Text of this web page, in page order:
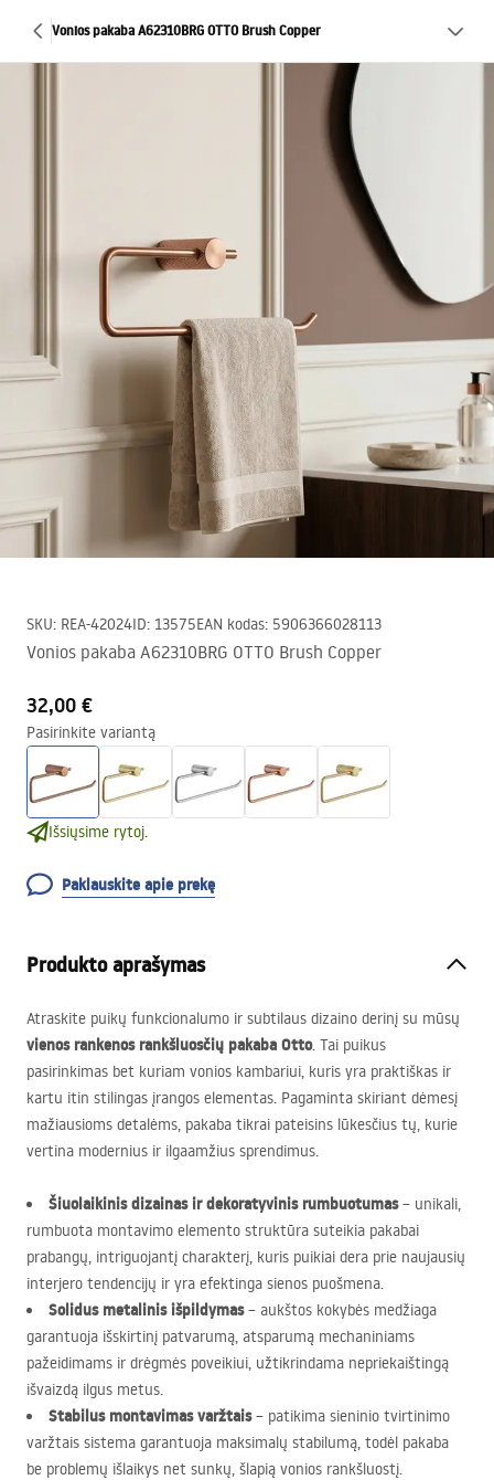
Vonios pakaba A62310BRG OTTO Brush Copper
SKU: REA-42024ID: 13575EAN kodas: 5906366028113
Vonios pakaba A62310BRG OTTO Brush Copper
32,00 €
Pasirinkite variantą
Išsiųsime rytoj.
Paklauskite apie prekę
Produkto aprašymas
Atraskite puikų funkcionalumo ir subtilaus dizaino derinį su mūsų
vienos rankenos rankšluosčių pakaba Otto. Tai puikus
pasirinkimas bet kuriam vonios kambariui, kuris yra praktiškas ir
kartu itin stilingas įrangos elementas. Pagaminta skiriant dėmesį
mažiausioms detalėms, pakaba tikrai pateisins lūkesčius tų, kurie
vertina modernius ir ilgaamžius sprendimus.
Šiuolaikinis dizainas ir dekoratyvinis rumbuotumas– unikali,
rumbuota montavimo elemento struktūra suteikia pakabai
prabangų, intriguojantį charakterį, kuris puikiai dera prie naujausių
interjero tendencijų ir yra efektinga sienos puošmena.
Solidus metalinis išpildymas– aukštos kokybės medžiaga
garantuoja išskirtinį patvarumą, atsparumą mechaniniams
pažeidimams ir drėgmės poveikiui, užtikrindama nepriekaištingą
išvaizdą ilgus metus.
Stabilus montavimas varžtais– patikima sieninio tvirtinimo
varžtais sistema garantuoja maksimalų stabilumą, todėl pakaba
be problemų išlaikys net sunkų, šlapią vonios rankšluostį.